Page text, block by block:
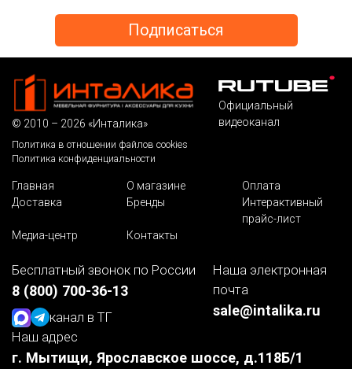
© 2010 – 2026 «Инталика»
Политика в отношении файлов cookies
Политика конфиденциальности
Официальный
видеоканал
Главная О магазине
Оплата
Доставка
Бренды
Интерактивный
прайс-лист
Медиа-центр
Контакты
Бесплатный звонок по России
8 (800) 700-36-13
канал в ТГ
Наша электронная
почта
sale@intalika.ru
Наш адрес
г. Мытищи, Ярославское шоссе, д.118Б/1